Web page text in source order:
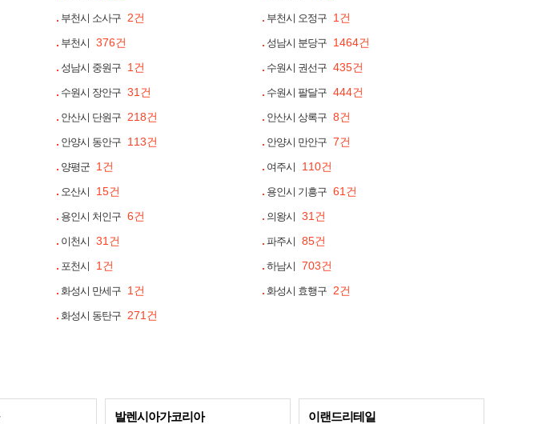
부천시 소사구 2건 부천시 오정구 1건
부천시 376건 성남시 분당구 1464건
성남시 중원구 1건 수원시 권선구 435건
수원시 장안구 31건 수원시 팔달구 444건
안산시 단원구 218건 안산시 상록구 8건
안양시 동안구 113건 안양시 만안구 7건
양평군 1건 여주시 110건
오산시 15건 용인시 기흥구 61건
용인시 처인구 6건 의왕시 31건
이천시 31건 파주시 85건
포천시 1건 하남시 703건
화성시 만세구 1건 화성시 효행구 2건
화성시 동탄구 271건
발렌시아가코리아 이랜드리테일